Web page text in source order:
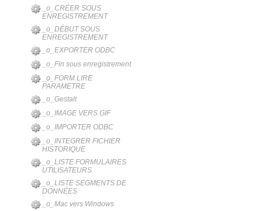
_o_CRÉER SOUS
ENREGISTREMENT
_o_DÉBUT SOUS
ENREGISTREMENT
_o_EXPORTER ODBC
_o_Fin sous enregistrement
_o_FORM LIRE
PARAMETRE
_o_Gestalt
_o_IMAGE VERS GIF
_o_IMPORTER ODBC
_o_INTEGRER FICHIER
HISTORIQUE
_o_LISTE FORMULAIRES
UTILISATEURS
_o_LISTE SEGMENTS DE
DONNÉES
_o_Mac vers Windows